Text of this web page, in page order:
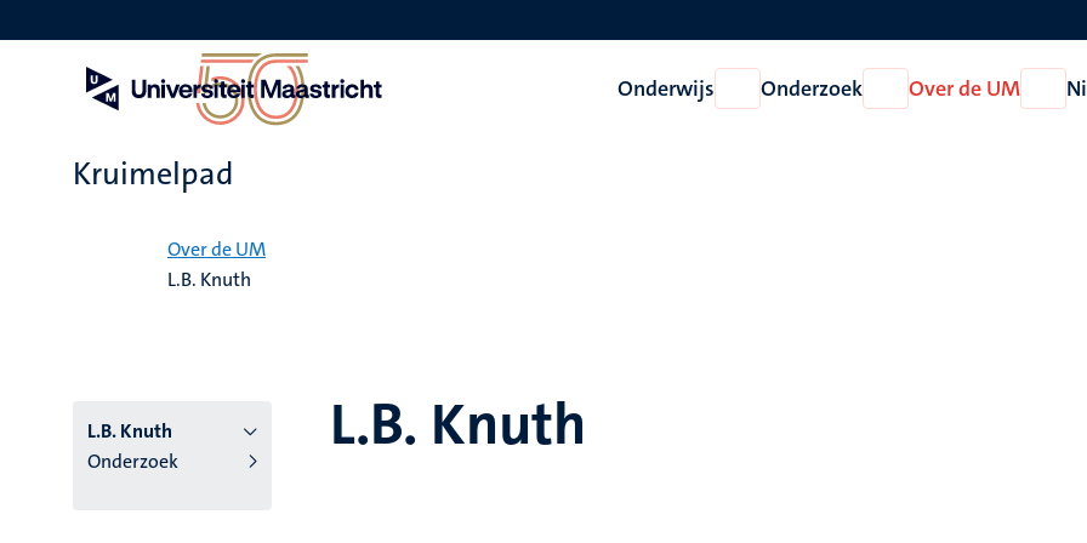
en
Onderwijs
Open
Onderwijs
Onderzoek
Open
Onderzoek
Over de UM
Open
Over
Kruimelpad
Over de UM
L.B. Knuth
L.B. Knuth
Onderzoek
L.B. Knuth